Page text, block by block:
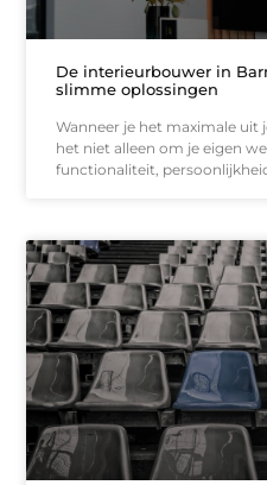
De interieurbouwer in
slimme oplossingen
Wanneer je het maximale
het niet alleen om je eigen
functionaliteit,